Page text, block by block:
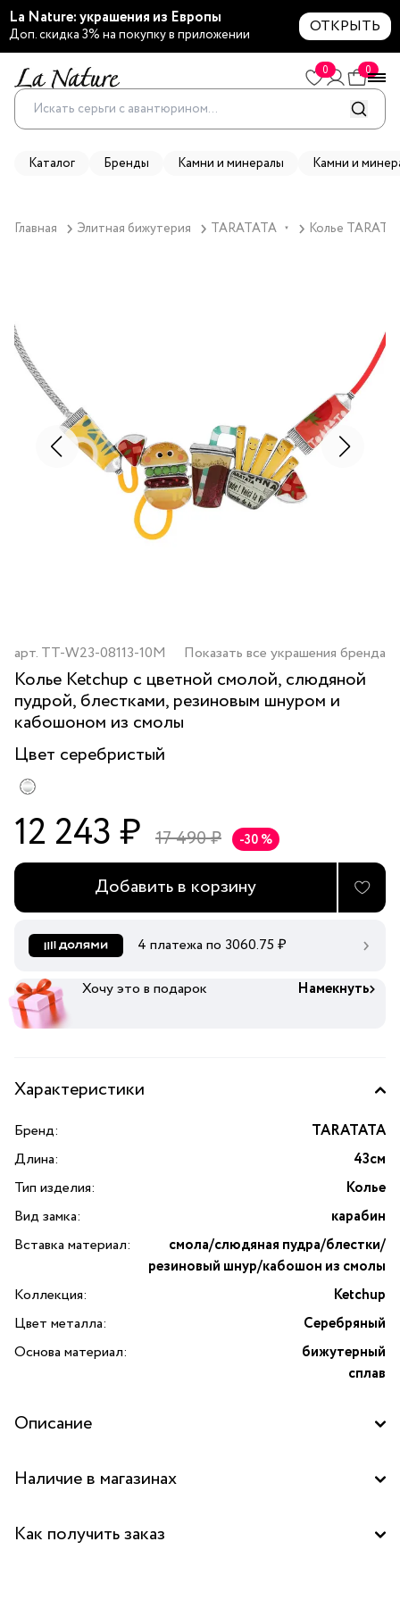
La Nature: украшения из Европы
Доп. скидка 3% на покупку в приложении ОТКРЫТЬ
0 0
Каталог Бренды Камни и минералы Камни и
Главная Элитная бижутерия TARATATA ▼ Колье
арт. TT-W23-08113-10M Показать все украшения бренда
Колье Ketchup с цветной смолой, слюдяной
пудрой, блестками, резиновым шнуром и
кабошоном из смолы
Цвет серебристый
12 243 ₽ 17 490 ₽ -30 %
Добавить в корзину
4 платежа по 3060.75 ₽
Хочу это в подарок Намекнуть
Характеристики
Бренд:
TARATATA
Длина:
43см
Тип изделия:
Колье
Вид замка:
карабин
Вставка материал:
смола/слюдяная пудра/блестки/
резиновый шнур/кабошон из смолы
Коллекция:
Ketchup
Цвет металла:
Серебряный
Основа материал:
бижутерный
сплав
Описание
Наличие в магазинах
Бутик "La Nature" в ТД "Дружба", Москва
Как получить заказ